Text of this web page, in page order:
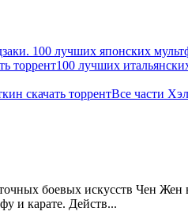
100 лучших японских
торрент100 лучших
скачать торрентВсе части
боевых искусств Чен Жен
и карате. Действ...